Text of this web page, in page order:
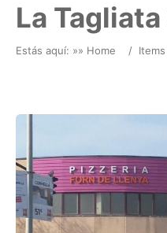
La
Estás aquí: »» Home / Items